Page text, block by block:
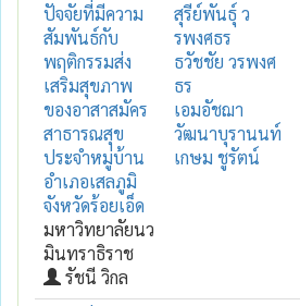
ปัจจัยที่มีความ
สัมพันธ์กับ
พฤติกรรมส่ง
เสริมสุขภาพ
ของอาสาสมัคร
สาธารณสุข
ประจำหมู่บ้าน
อำเภอเสลภูมิ
จังหวัดร้อยเอ็ด
มหาวิทยาลัยนว
มินทราธิราช
รัชนี วิกล
สุรีย์พันธุ์ ว
รพงศธร
ธวัชชัย วรพงศ
ธร
เอมอัชฌา
วัฒนาบุรานนท์
เกษม ชูรัตน์